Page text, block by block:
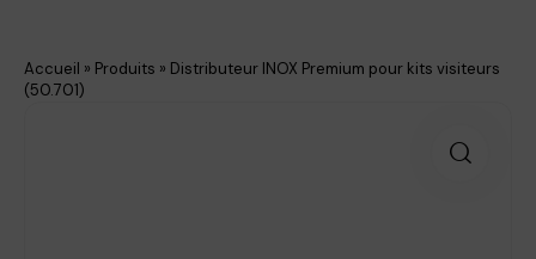
Accueil » Produits » Distributeur INOX Premium pour kits visiteurs
(50.701)